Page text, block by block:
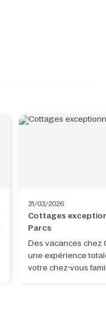
31/03/2026
Cottages
Parcs
Des vacances chez
une expérience
votre chez-vous